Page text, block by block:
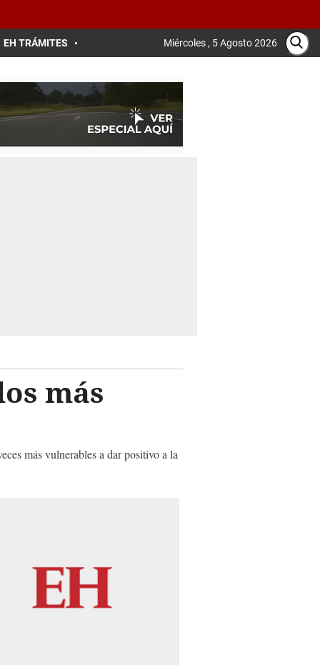
EH TRÁMITES Miércoles , 5 Agosto 2026
más
más vulnerables a dar positivo a la